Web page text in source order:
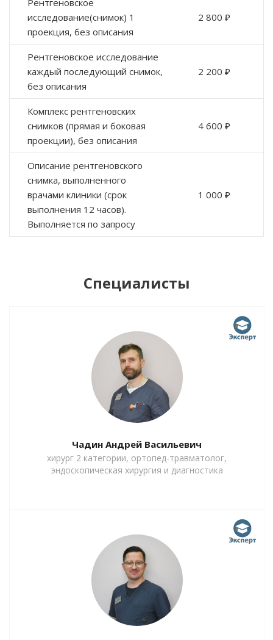
исследование(снимок) 1
проекция, без описания
2 800 ₽
Рентгеновское исследование
каждый последующий снимок,
без описания
2 200 ₽
Комплекс рентгеновских
снимков (прямая и боковая
проекции), без описания
4 600 ₽
Описание рентгеновского
снимка, выполненного
врачами клиники (срок
выполнения 12 часов).
Выполняется по запросу
1 000 ₽
Специалисты
Чадин Андрей Васильевич
хирург 2 категории, ортопед-травматолог,
эндоскопическая хирургия и диагностика